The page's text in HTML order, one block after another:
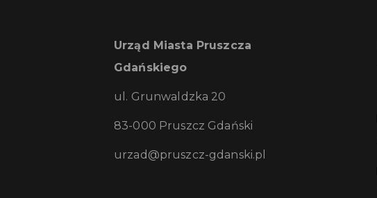
Urząd Miasta Pruszcza
Gdańskiego
ul. Grunwaldzka 20
83-000 Pruszcz Gdański
urzad@pruszcz-gdanski.pl